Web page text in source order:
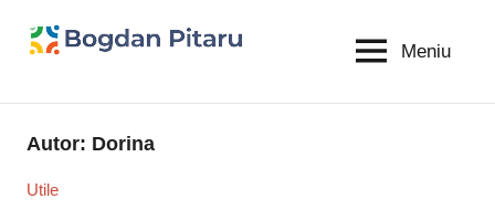
Bogdan
Pitaru
Meniu
Autor: Dorina
Utile